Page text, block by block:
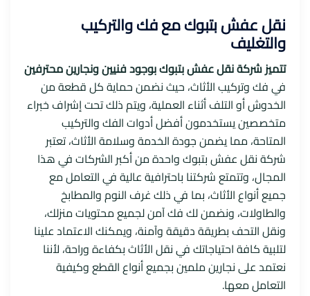
نقل عفش بتبوك مع فك والتركيب
والتغليف
تتميز شركة نقل عفش بتبوك بوجود فنيين ونجارين محترفين
في فك وتركيب الأثاث، حيث نضمن حماية كل قطعة من
الخدوش أو التلف أثناء العملية، ويتم ذلك تحت إشراف خبراء
متخصصين يستخدمون أفضل أدوات الفك والتركيب
المتاحة، مما يضمن جودة الخدمة وسلامة الأثاث، تعتبر
شركة نقل عفش بتبوك واحدة من أكبر الشركات في هذا
المجال، وتتمتع شركتنا باحترافية عالية في التعامل مع
جميع أنواع الأثاث، بما في ذلك غرف النوم والمطابخ
والطاولات، ونضمن لك فك آمن لجميع محتويات منزلك،
ونقل التحف بطريقة دقيقة وآمنة، ويمكنك الاعتماد علينا
لتلبية كافة احتياجاتك في نقل الأثاث بكفاءة وراحة، لأننا
نعتمد على نجارين ملمين بجميع أنواع القطع وكيفية
التعامل معها.